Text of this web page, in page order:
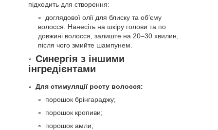
підходить для створення:
доглядової олії для блиску та об’єму
волосся. Нанесіть на шкіру голови та по
довжині волосся, залиште на 20–30 хвилин,
після чого змийте шампунем.
Синергія з іншими
інгредієнтами
Для стимуляції росту волосся:
порошок брінгараджу;
порошок кропиви;
порошок амли;